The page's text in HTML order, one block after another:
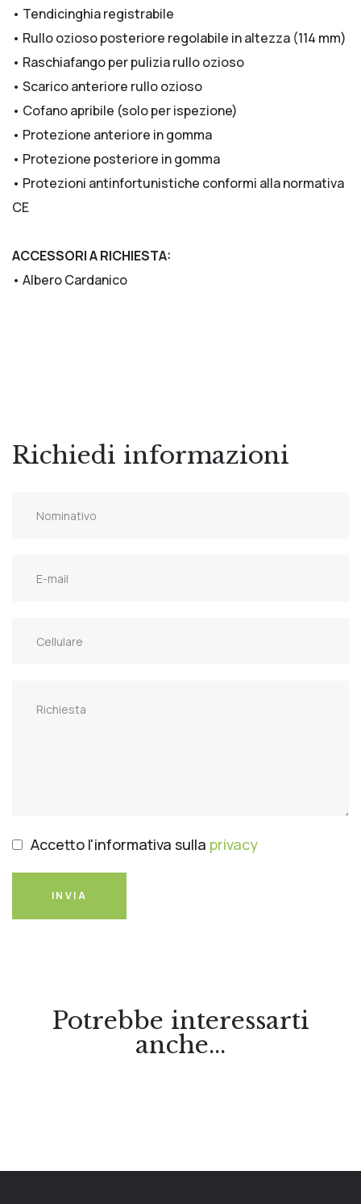
• Tendicinghia registrabile
• Rullo ozioso posteriore regolabile in altezza (114 mm)
• Raschiafango per pulizia rullo ozioso
• Scarico anteriore rullo ozioso
• Cofano apribile (solo per ispezione)
• Protezione anteriore in gomma
• Protezione posteriore in gomma
• Protezioni antinfortunistiche conformi alla normativa
CE
ACCESSORI A RICHIESTA:
• Albero Cardanico
Richiedi informazioni
Accetto l'informativa sulla privacy
INVIA
Potrebbe interessarti
anche...